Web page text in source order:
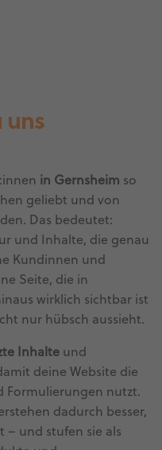
uns
in Gernsheim so
geliebt und von
Das bedeutet:
und Inhalte, die genau
Kundinnen und
Seite, die in
wirklich sichtbar ist
nur hübsch aussieht.
Inhalte und
deine Website die
Formulierungen nutzt.
dadurch besser,
– und stufen sie als